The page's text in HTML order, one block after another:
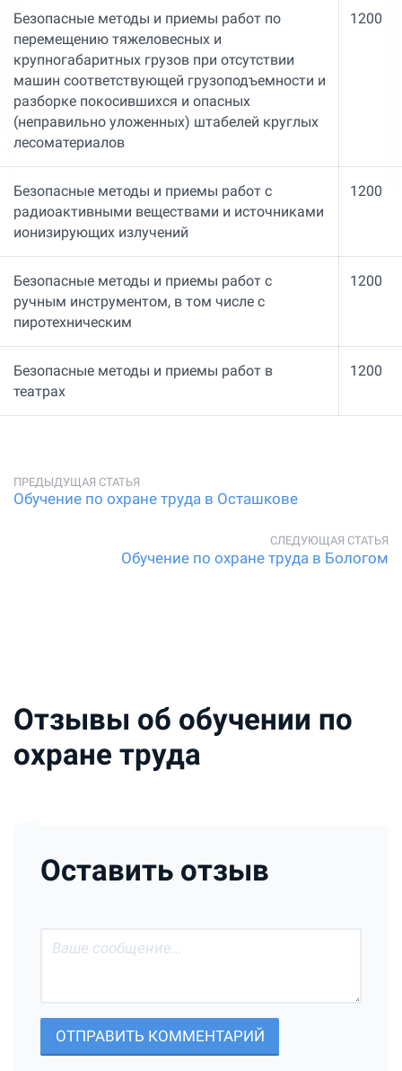
Безопасные методы и приемы работ по
перемещению тяжеловесных и
крупногабаритных грузов при отсутствии
машин соответствующей грузоподъемности и
разборке покосившихся и опасных
(неправильно уложенных) штабелей круглых
лесоматериалов
1200
Безопасные методы и приемы работ с
радиоактивными веществами и источниками
ионизирующих излучений
1200
Безопасные методы и приемы работ с
ручным инструментом, в том числе с
пиротехническим
1200
Безопасные методы и приемы работ в
театрах
1200
Обучение по охране труда в Осташкове
Обучение по охране труда в Бологом
Отзывы об обучении по
охране труда
Оставить отзыв
ОТПРАВИТЬ КОММЕНТАРИЙ